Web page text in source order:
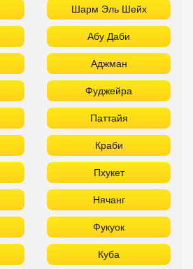
Краби
Пхукет
Нячанг
Фукуок
Куба
Бали
в офисе:
PREMIUM Павелецкая
м. Павелецкая